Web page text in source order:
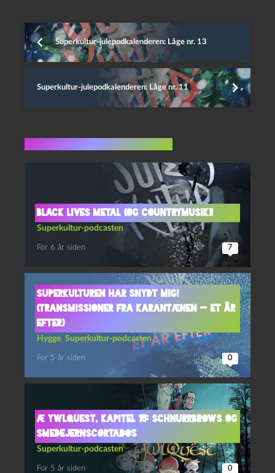
Superkultur-julepodkalenderen: Låge nr. 13
Superkultur-julepodkalenderen: Låge nr. 11
Black Lives Metal (og Countrymusik)!
Superkultur-podcasten
For 6 år siden 7
Superkulturen har snydt mig!
(Transmissioner fra karantænen — et år
efter)
Hygge Superkultur-podcasten
For 5 år siden 0
Æ YwlQuest, kapitel 15: Schnurrbrows og
smedejernscortados
Superkultur-podcasten
For 5 år siden 0